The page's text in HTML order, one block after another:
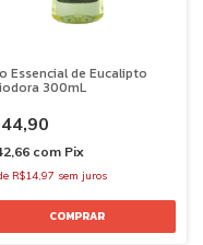
Essencial de Eucalipto
300mL
com Pix
R$14,97 sem juros